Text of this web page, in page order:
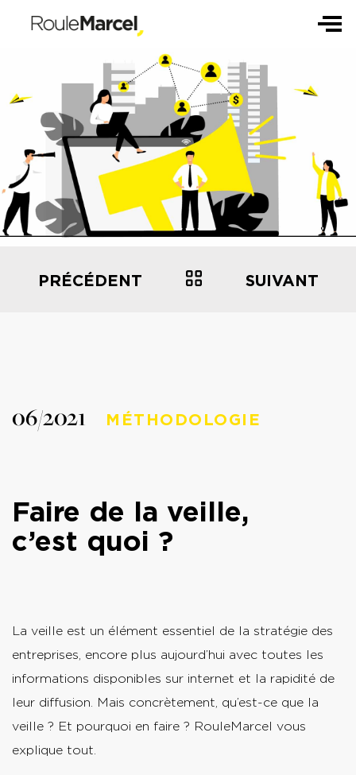
PRÉCÉDENT SUIVANT
06/2021 MÉTHODOLOGIE
Faire de la veille,
c’est quoi ?
La veille est un élément essentiel de la stratégie des
entreprises, encore plus aujourd’hui avec toutes les
informations disponibles sur internet et la rapidité de
leur diffusion. Mais concrètement, qu’est-ce que la
veille ? Et pourquoi en faire ? RouleMarcel vous
explique tout.